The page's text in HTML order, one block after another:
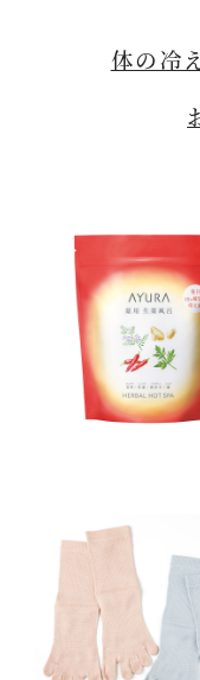
体の冷